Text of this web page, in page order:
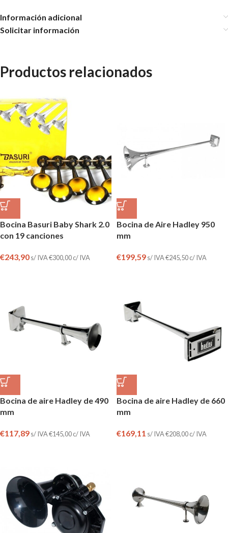
Información adicional
Solicitar información
Productos relacionados
Bocina Basuri Baby Shark 2.0
con 19 canciones
€243,90s/ IVA€300,00c/ IVA
Bocina de Aire Hadley 950
mm
€199,59s/ IVA€245,50c/ IVA
Bocina de aire Hadley de 490
mm
€117,89s/ IVA€145,00c/ IVA
Bocina de aire Hadley de 660
mm
€169,11 s/ IVA€208,00c/ IVA